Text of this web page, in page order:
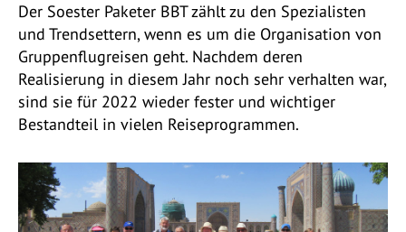
Der Soester Paketer BBT zählt zu den Spezialisten
und Trendsettern, wenn es um die Organisation von
Gruppenflugreisen geht. Nachdem deren
Realisierung in diesem Jahr noch sehr verhalten war,
sind sie für 2022 wieder fester und wichtiger
Bestandteil in vielen Reiseprogrammen.